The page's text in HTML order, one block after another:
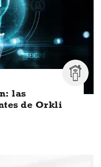
las
de Orkli